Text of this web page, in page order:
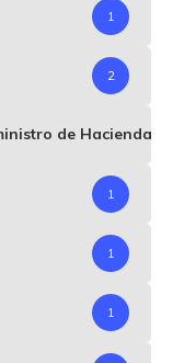
1
2
de Hacienda
1
1
1